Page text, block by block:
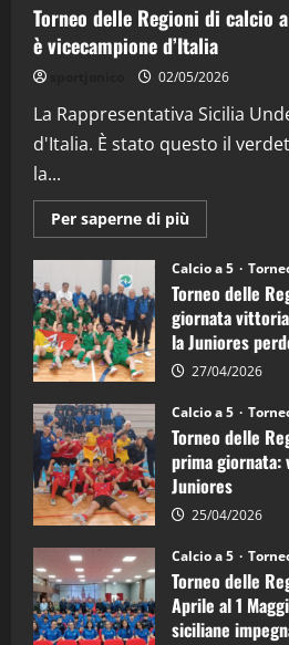
"SportEmpire" in
“SportEmpire”
08/04/2026
Torneo delle Regioni di calcio
è vicecampione d’Italia
02/05/2026
La Rappresentativa Sicilia
d'Italia. È stato questo il
la...
Per saperne di più
informazioni
Torneo
delle
Regioni
di
calcio
a
5:
la
Juniores
è
d’Italia
Calcio a 5
Torneo delle
giornata
la Juniores
27/04/2026
Calcio a 5
Torneo delle
prima giornata:
Juniores
25/04/2026
Calcio a 5
Torneo delle
Aprile al 1
siciliane